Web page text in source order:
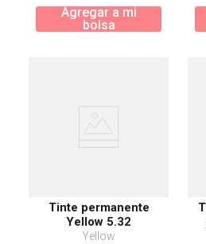
Agregar a mi
bolsa
Tinte permanente
Yellow 5.32
Yellow